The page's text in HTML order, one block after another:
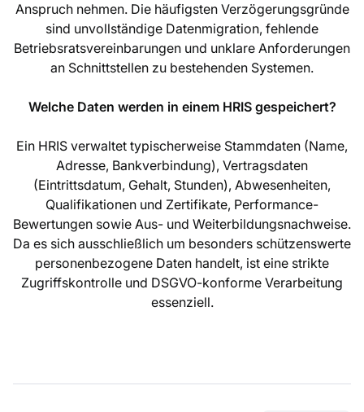
Anspruch nehmen. Die häufigsten Verzögerungsgründe
sind unvollständige Datenmigration, fehlende
Betriebsratsvereinbarungen und unklare Anforderungen
an Schnittstellen zu bestehenden Systemen.
Welche Daten werden in einem HRIS gespeichert?
Ein HRIS verwaltet typischerweise Stammdaten (Name,
Adresse, Bankverbindung), Vertragsdaten
(Eintrittsdatum, Gehalt, Stunden), Abwesenheiten,
Qualifikationen und Zertifikate, Performance-
Bewertungen sowie Aus- und Weiterbildungsnachweise.
Da es sich ausschließlich um besonders schützenswerte
personenbezogene Daten handelt, ist eine strikte
Zugriffskontrolle und DSGVO-konforme Verarbeitung
essenziell.